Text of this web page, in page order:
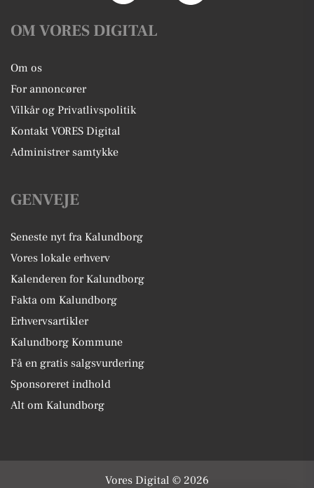
OM VORES DIGITAL
Om os
For annoncører
Vilkår og Privatlivspolitik
Kontakt VORES Digital
Administrer samtykke
GENVEJE
Seneste nyt fra Kalundborg
Vores lokale erhverv
Kalenderen for Kalundborg
Fakta om Kalundborg
Erhvervsartikler
Kalundborg Kommune
Få en gratis salgsvurdering
Sponsoreret indhold
Alt om Kalundborg
Vores Digital © 2026